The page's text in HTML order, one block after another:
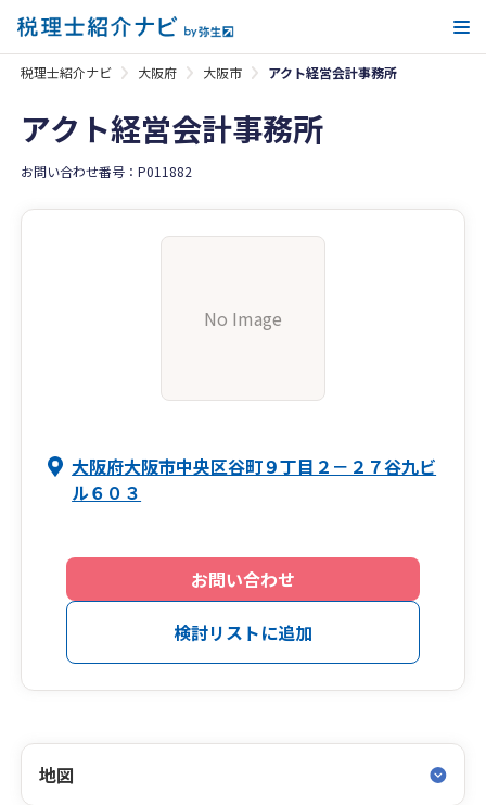
税理士紹介ナビ 大阪府 大阪市 アクト経営会計事務所
アクト経営会計事務所
お問い合わせ番号：P011882
No Image
大阪府大阪市中央区谷町９丁目２－２７谷九ビ
ル６０３
お問い合わせ
検討リストに追加
地図